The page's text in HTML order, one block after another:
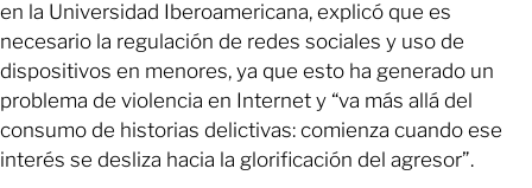
en la Universidad Iberoamericana, explicó que es
necesario la regulación de redes sociales y uso de
dispositivos en menores, ya que esto ha generado un
problema de violencia en Internet y “va más allá del
consumo de historias delictivas: comienza cuando ese
interés se desliza hacia la glorificación del agresor”.